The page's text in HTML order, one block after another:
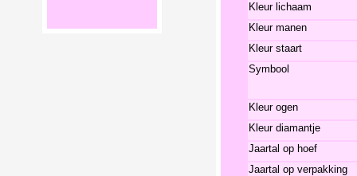
Kleur lichaam
Kleur manen
Kleur staart
Symbool
Kleur ogen
Kleur diamantje
Jaartal op hoef
Jaartal op verpakking